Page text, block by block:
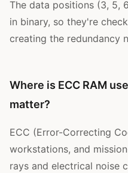
The data positions (3, 5,
in binary, so they're
creating the redundancy
Where is ECC RAM
matter?
ECC (Error-Correcting
workstations, and
rays and electrical noise